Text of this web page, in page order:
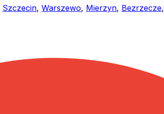
Szczecin, Warszewo, Mierzyn, Bezrzecze,